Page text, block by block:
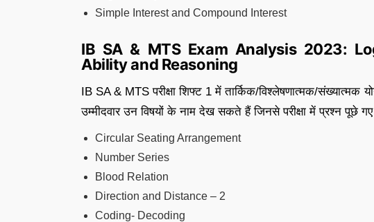
Simple Interest and Compound Interest
IB SA & MTS Exam Analysis 2023:
Ability and Reasoning
IB SA & MTS परीक्षा शिफ्ट 1 में तार्किक/विश्लेषणात्मक/
उम्मीदवार उन विषयों के नाम देख सकते हैं जिनसे परीक्षा में प्रश्न पूछे
Circular Seating Arrangement
Number Series
Blood Relation
Direction and Distance – 2
Coding- Decoding